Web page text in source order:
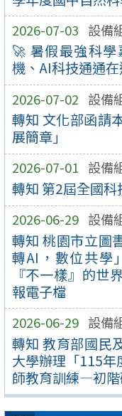
2026-07-03 設備
🚀 暑假最強科
機、AI科技通通在
2026-07-02 設備
轉知 文化部函請
展簡章」
2026-07-01 設備
轉知 第2屆全國
2026-06-29 設備
轉知 桃園市立圖
轉AI，數位共學
『不一樣』的世
報電子檔
2026-06-29 設備
轉知 教育部國民
大學辦理「115
師教育訓練—初階